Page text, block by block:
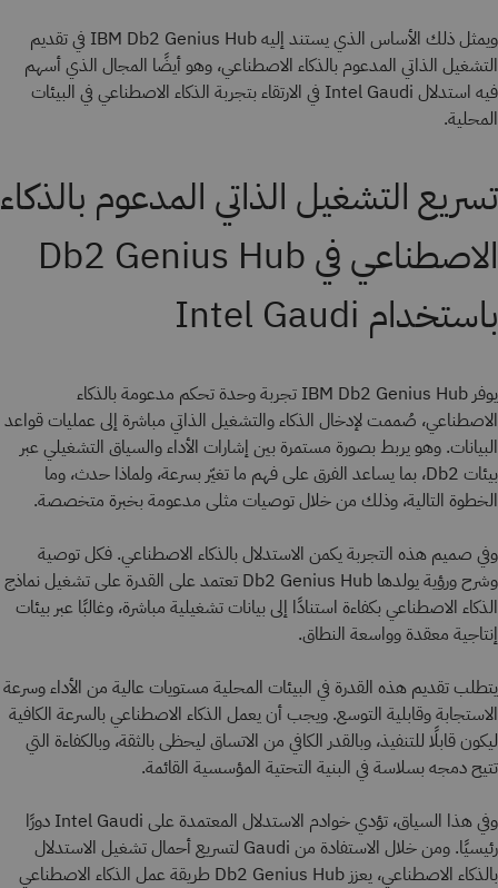
ويمثل ذلك الأساس الذي يستند إليه IBM Db2 Genius Hub في تقديم
التشغيل الذاتي المدعوم بالذكاء الاصطناعي، وهو أيضًا المجال الذي أسهم
فيه استدلال Intel Gaudi في الارتقاء بتجربة الذكاء الاصطناعي في البيئات
المحلية.
تسريع التشغيل الذاتي المدعوم بالذكاء
الاصطناعي في Db2 Genius Hub
باستخدام Intel Gaudi
يوفر IBM Db2 Genius Hub تجربة وحدة تحكم مدعومة بالذكاء
الاصطناعي، صُممت لإدخال الذكاء والتشغيل الذاتي مباشرة إلى عمليات قواعد
البيانات. وهو يربط بصورة مستمرة بين إشارات الأداء والسياق التشغيلي عبر
بيئات Db2، بما يساعد الفرق على فهم ما تغيّر بسرعة، ولماذا حدث، وما
الخطوة التالية، وذلك من خلال توصيات مثلى مدعومة بخبرة متخصصة.
وفي صميم هذه التجربة يكمن الاستدلال بالذكاء الاصطناعي. فكل توصية
وشرح ورؤية يولدها Db2 Genius Hub تعتمد على القدرة على تشغيل نماذج
الذكاء الاصطناعي بكفاءة استنادًا إلى بيانات تشغيلية مباشرة، وغالبًا عبر بيئات
إنتاجية معقدة وواسعة النطاق.
يتطلب تقديم هذه القدرة في البيئات المحلية مستويات عالية من الأداء وسرعة
الاستجابة وقابلية التوسع. ويجب أن يعمل الذكاء الاصطناعي بالسرعة الكافية
ليكون قابلًا للتنفيذ، وبالقدر الكافي من الاتساق ليحظى بالثقة، وبالكفاءة التي
تتيح دمجه بسلاسة في البنية التحتية المؤسسية القائمة.
وفي هذا السياق، تؤدي خوادم الاستدلال المعتمدة على Intel Gaudi دورًا
رئيسيًا. ومن خلال الاستفادة من Gaudi لتسريع أحمال تشغيل الاستدلال
بالذكاء الاصطناعي، يعزز Db2 Genius Hub طريقة عمل الذكاء الاصطناعي